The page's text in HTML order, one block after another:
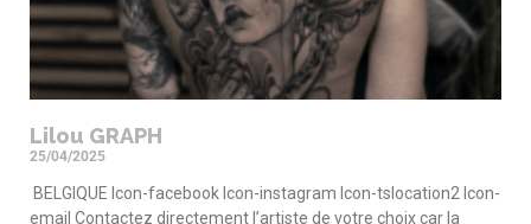
Lilou GRAPH
25/04/2025
BELGIQUE Icon-facebook Icon-instagram Icon-tslocation2 Icon-
email Contactez directement l’artiste de votre choix car la